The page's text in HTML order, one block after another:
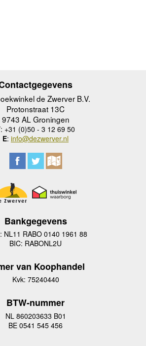
de Zwerver B.V.
Protonstraat 13C
9743 AL Groningen
: +31 (0)50 - 3 12 69 50
E: info@dezwerver.nl
Bankgegevens
NL11 RABO 0140 1961 88
BIC: RABONL2U
van Koophandel
Kvk: 75240440
BTW-nummer
NL 860203633 B01
BE 0541 545 456